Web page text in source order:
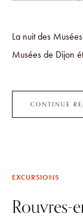
La nuit des
Musées de Dijon
CONTINUE
EXCURSIONS
Rouvres-